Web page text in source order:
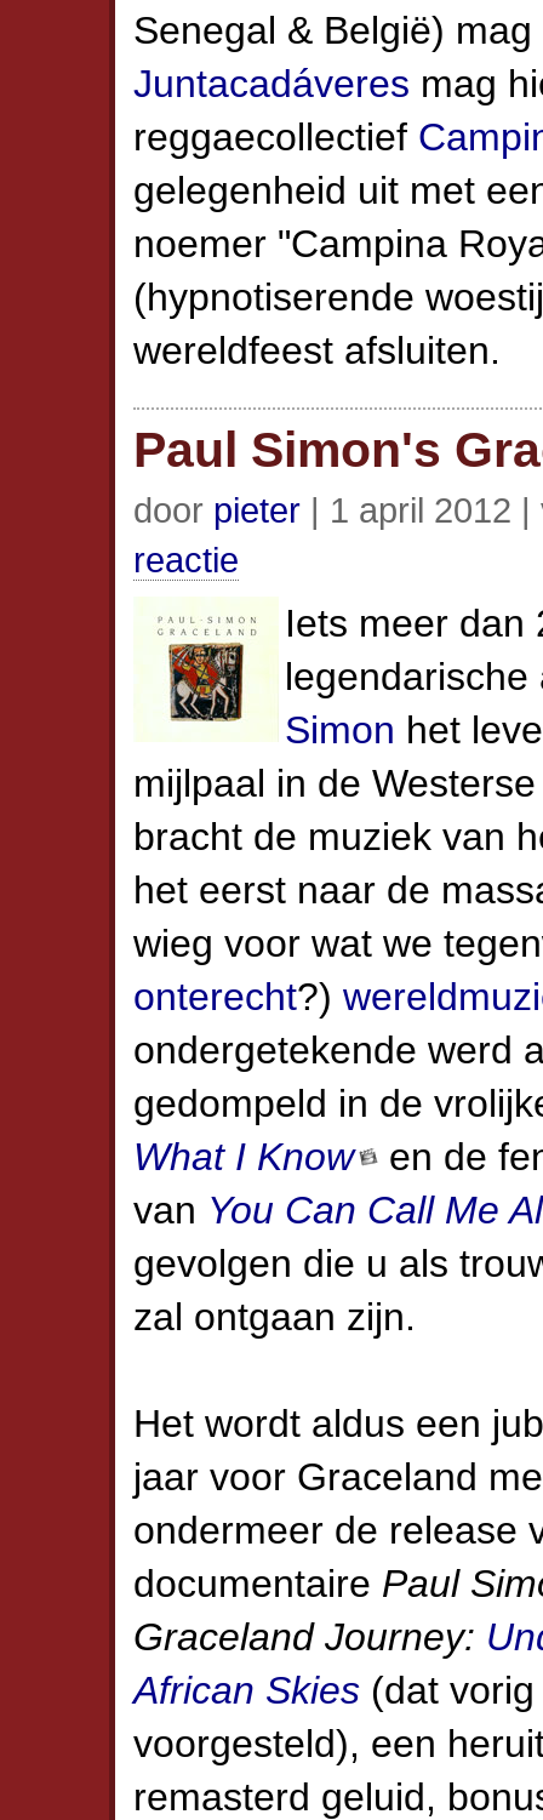
Senegal & België)
Juntacadáveres mag
reggaecollectief
gelegenheid uit met
noemer "Campina
(hypnotiserende
wereldfeest afsluiten.
Paul Simon's
door pieter | 1 april 2012
reactie
Iets meer dan
Simon het
mijlpaal in de
bracht de muziek van
het eerst naar de
wieg voor wat we
onterecht?)
ondergetekende werd
gedompeld in de
What I Know
en de
van You Can Call Me Al
gevolgen die u als
zal ontgaan zijn.
Het wordt aldus een
jaar voor Graceland
ondermeer de release
documentaire Paul
Graceland Journey:
African Skies (dat
voorgesteld), een
remasterd geluid,